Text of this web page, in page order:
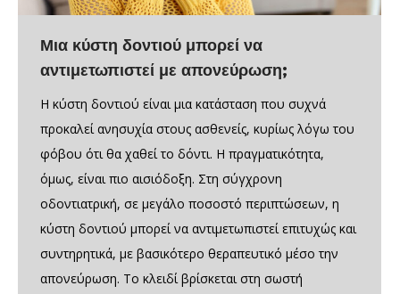
Μια κύστη δοντιού μπορεί να
αντιμετωπιστεί με απονεύρωση;
Η κύστη δοντιού είναι μια κατάσταση που συχνά
προκαλεί ανησυχία στους ασθενείς, κυρίως λόγω του
φόβου ότι θα χαθεί το δόντι. Η πραγματικότητα,
όμως, είναι πιο αισιόδοξη. Στη σύγχρονη
οδοντιατρική, σε μεγάλο ποσοστό περιπτώσεων, η
κύστη δοντιού μπορεί να αντιμετωπιστεί επιτυχώς και
συντηρητικά, με βασικότερο θεραπευτικό μέσο την
απονεύρωση. Το κλειδί βρίσκεται στη σωστή